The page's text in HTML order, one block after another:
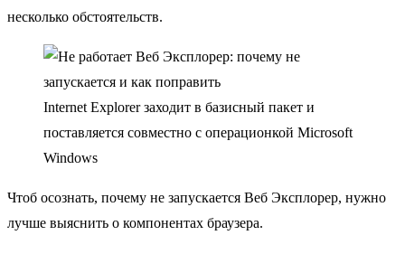
несколько обстоятельств.
Internet Explorer заходит в базисный пакет и
поставляется совместно с операционкой Microsoft
Windows
Чтоб осознать, почему не запускается Веб Эксплорер, нужно
лучше выяснить о компонентах браузера.